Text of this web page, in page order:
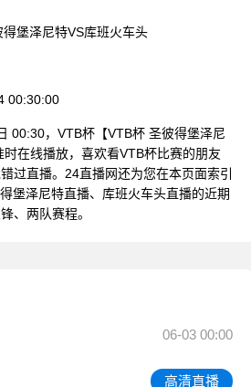
堡泽尼特VS库班火车头
00:30:00
00:30，VTB杯【VTB杯 圣彼得堡泽尼
在线播放，喜欢看VTB杯比赛的朋友
过直播。24直播网还为您在本页面索引
堡泽尼特直播、库班火车头直播的近期
、两队赛程。
06-03 00:00
高清直播